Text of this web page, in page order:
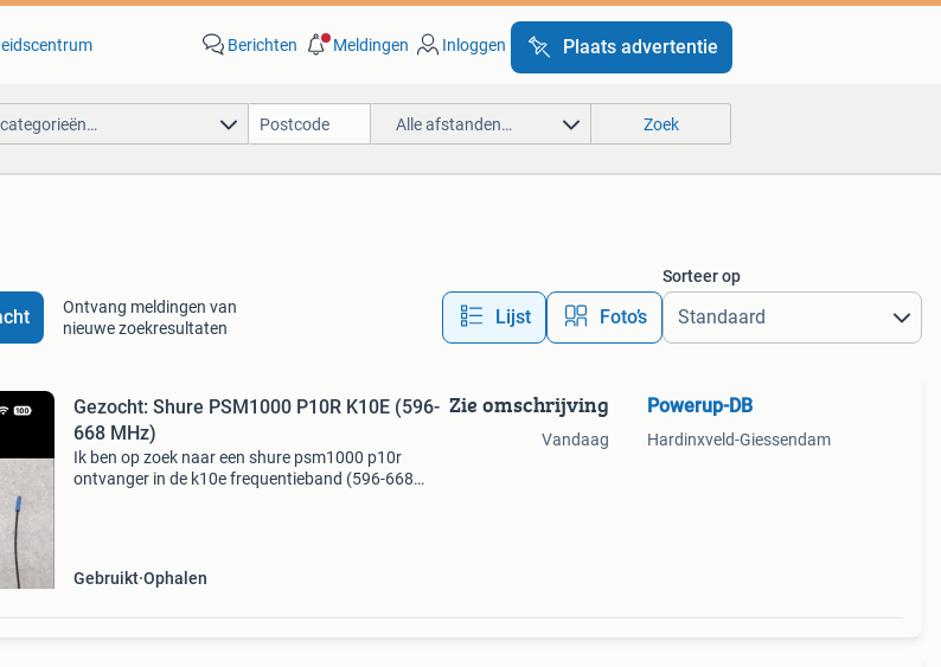
Berichten Meldingen Inloggen Plaats advertentie
Alle afstanden… Zoek
Ontvang meldingen van
nieuwe zoekresultaten
Lijst Foto’s
Sorteer op
Gezocht: Shure PSM1000 P10R K10E (596-
668 MHz)
Ik ben op zoek naar een shure psm1000 p10r
ontvanger in de k10e frequentieband (596-668
Gebruikt Ophalen
Zie omschrijving
Vandaag
Powerup-DB
Hardinxveld-Giessendam